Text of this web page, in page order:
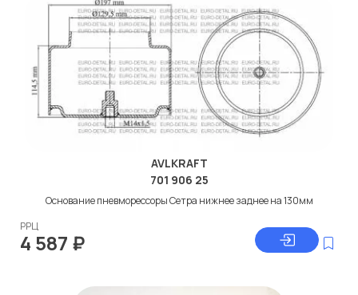
AVLKRAFT
701 906 25
Основание пневморессоры Сетра нижнее заднее на 130мм
РРЦ
4 587 ₽